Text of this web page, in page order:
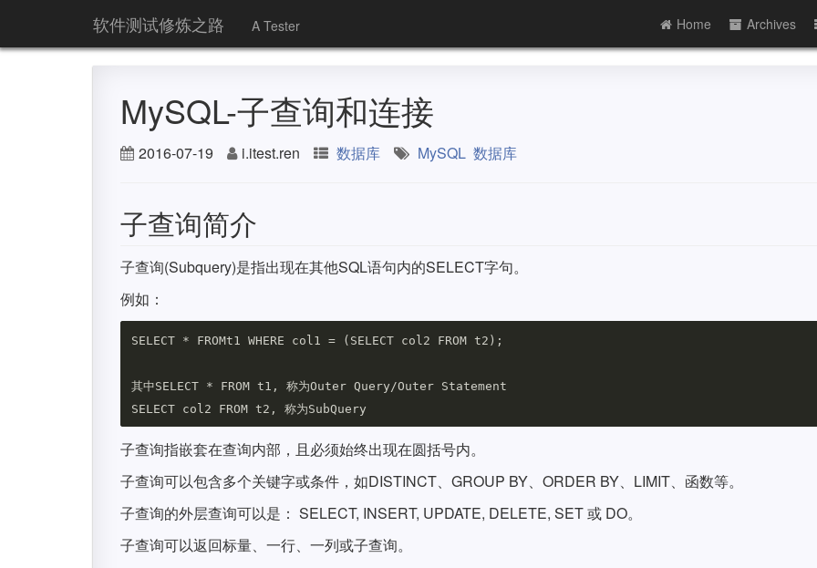
软件测试修炼之路 A Tester Home Archives
MySQL-子查询和连接
2016-07-19 i.itest.ren 数据库 MySQL 数据库
子查询简介
子查询(Subquery)是指出现在其他SQL语句内的SELECT字句。
例如：
SELECT * FROMt1 WHERE col1 = (SELECT col2 FROM t2);
其中SELECT * FROM t1, 称为Outer Query/Outer Statement
子查询指嵌套在查询内部，且必须始终出现在圆括号内。
子查询可以包含多个关键字或条件，如DISTINCT、GROUP BY、ORDER BY、LIMIT、函数等。
子查询的外层查询可以是： SELECT, INSERT, UPDATE, DELETE, SET 或 DO。
子查询可以返回标量、一行、一列或子查询。